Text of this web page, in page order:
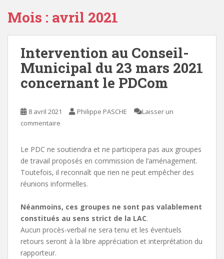
Mois : avril 2021
Intervention au Conseil-
Municipal du 23 mars 2021
concernant le PDCom
8 avril 2021 Philippe PASCHE
Laisser un
commentaire
Le PDC ne soutiendra et ne participera pas aux groupes
de travail proposés en commission de l’aménagement.
Toutefois, il reconnaît que rien ne peut empêcher des
réunions informelles.
Néanmoins, ces groupes ne sont pas valablement
constitués au sens strict de la LAC.
Aucun procès-verbal ne sera tenu et les éventuels
retours seront à la libre appréciation et interprétation du
rapporteur.